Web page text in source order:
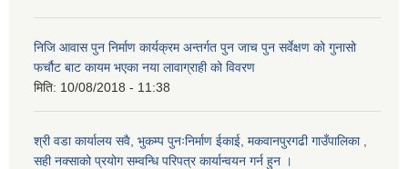
निजि आवास पुन निर्माण कार्यक्रम अन्तर्गत पुन जाच पुन सर्वेक्षण को गुनासो
फर्चौट बाट कायम भएका नया लावाग्राही को विवरण
मिति: 10/08/2018 - 11:38
श्री वडा कार्यालय सवै, भुकम्प पुनःनिर्माण ईकाई, मकवानपुरगढी गाउँपालिका ,
सही नक्साको प्रयोग सम्वन्धि परिपत्र कार्यान्वयन गर्न हुन ।